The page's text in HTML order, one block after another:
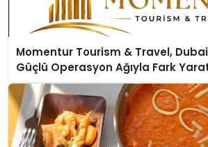
Momentur Tourism & Travel,
Güçlü Operasyon Ağıyla Fark